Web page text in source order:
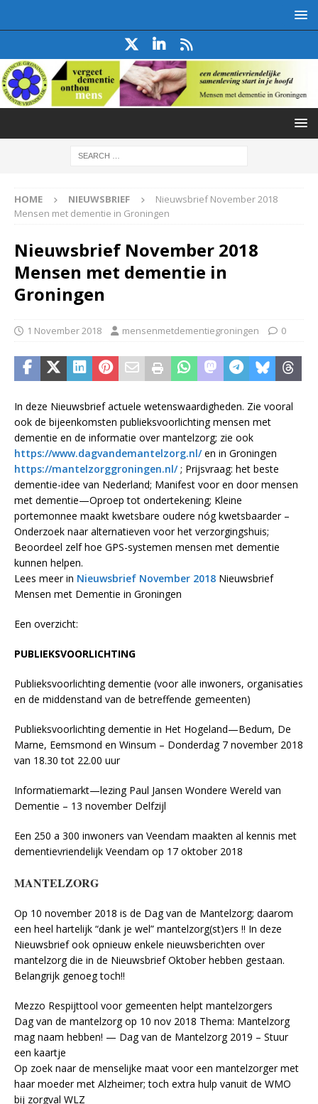
HOME NIEUWSBRIEF
Nieuwsbrief November 2018
Mensen met dementie in Groningen
Nieuwsbrief November 2018
Mensen met dementie in
Groningen
1 November 2018 mensenmetdementiegroningen 0
In deze Nieuwsbrief actuele wetenswaardigheden. Zie vooral
ook de bijeenkomsten publieksvoorlichting mensen met
dementie en de informatie over mantelzorg; zie ook
https://www.dagvandemantelzorg.nl/en in Groningen
https://mantelzorggroningen.nl/; Prijsvraag: het beste
dementie-idee van Nederland; Manifest voor en door mensen
met dementie—Oproep tot ondertekening; Kleine
portemonnee maakt kwetsbare oudere nóg kwetsbaarder –
Onderzoek naar alternatieven voor het verzorgingshuis;
Beoordeel zelf hoe GPS-systemen mensen met dementie
kunnen helpen.
Lees meer in Nieuwsbrief November 2018 Nieuwsbrief
Mensen met Dementie in Groningen
Een overzicht:
PUBLIEKSVOORLICHTING
Publieksvoorlichting dementie (voor alle inwoners, organisaties
en de middenstand van de betreffende gemeenten)
Publieksvoorlichting dementie in Het Hogeland—Bedum, De
Marne, Eemsmond en Winsum – Donderdag 7 november 2018
van 18.30 tot 22.00 uur
Informatiemarkt—lezing Paul Jansen Wondere Wereld van
Dementie – 13 november Delfzijl
Een 250 a 300 inwoners van Veendam maakten al kennis met
dementievriendelijk Veendam op 17 oktober 2018
MANTELZORG
Op 10 november 2018 is de Dag van de Mantelzorg; daarom
een heel hartelijk “dank je wel” mantelzorg(st)ers !! In deze
Nieuwsbrief ook opnieuw enkele nieuwsberichten over
mantelzorg die in de Nieuwsbrief Oktober hebben gestaan.
Belangrijk genoeg toch!!
Mezzo Respijttool voor gemeenten helpt mantelzorgers
Dag van de mantelzorg op 10 nov 2018 Thema: Mantelzorg
mag naam hebben! — Dag van de Mantelzorg 2019 – Stuur
een kaartje
Op zoek naar de menselijke maat voor een mantelzorger met
haar moeder met Alzheimer; toch extra hulp vanuit de WMO
bij zorgval WLZ